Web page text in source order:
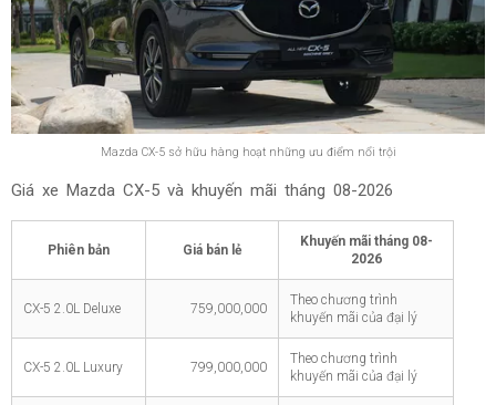
Mazda CX-5 sở hữu hàng hoạt những ưu điểm nổi trội
Giá xe Mazda CX-5 và khuyến mãi tháng 08-2026
Phiên bản Giá bán lẻ
Khuyến mãi tháng 08-
2026
CX-5 2.0L Deluxe 759,000,000
Theo chương trình
khuyến mãi của đại lý
CX-5 2.0L Luxury 799,000,000
Theo chương trình
khuyến mãi của đại lý